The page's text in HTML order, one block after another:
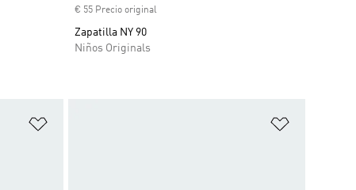
€ 55 Precio original
Zapatilla NY 90
Niños Originals